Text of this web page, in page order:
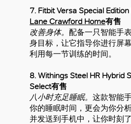
7. Fitbit Versa Special
Lane Crawford Home有售
改善身体。 配备一只智能手
身目标，让它指导你进行屏
利用每一节训练的时间。
8. Withings Steel HR Hybrid
Select有售
八小时充足睡眠。 这款智能
你的睡眠时间，更会为你分
并发送到手机中，让你时刻